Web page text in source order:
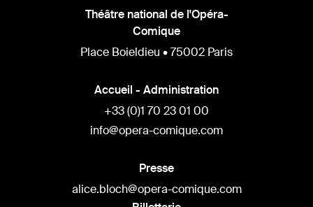
Théâtre national de l'Opéra-
Comique
Place Boieldieu • 75002 Paris
Accueil - Administration
+33 (0)1 70 23 01 00
info@opera-comique.com
Presse
alice.bloch@opera-comique.com